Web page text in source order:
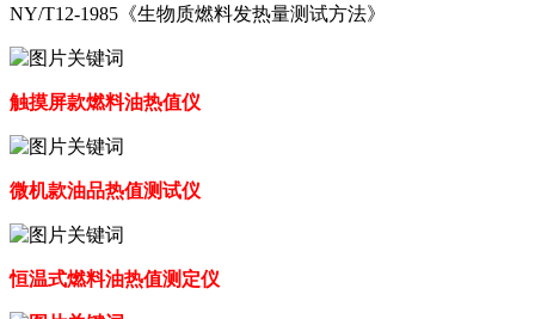
NY/T12-1985《生物质燃料发热量测试方法》
触摸屏款燃料油热值仪
微机款油品热值测试仪
恒温式燃料油热值测定仪